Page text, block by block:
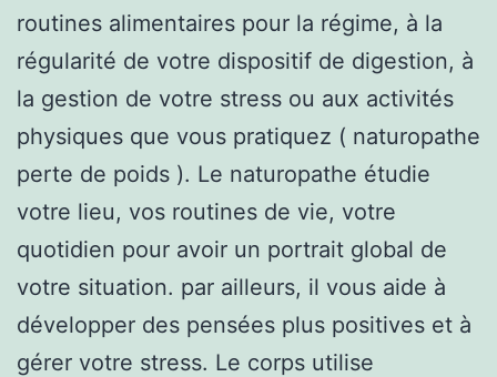
routines alimentaires pour la régime, à la
régularité de votre dispositif de digestion, à
la gestion de votre stress ou aux activités
physiques que vous pratiquez ( naturopathe
perte de poids ). Le naturopathe étudie
votre lieu, vos routines de vie, votre
quotidien pour avoir un portrait global de
votre situation. par ailleurs, il vous aide à
développer des pensées plus positives et à
gérer votre stress. Le corps utilise